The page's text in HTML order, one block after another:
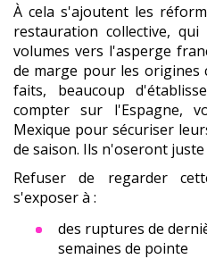
À cela s'ajoutent les
restauration collective,
volumes vers l'asperge
de marge pour les origines
faits, beaucoup
compter sur l'Espagne,
Mexique pour sécuriser
de saison. Ils n'oseront
Refuser de regarder
s'exposer à :
des ruptures de
semaines de pointe